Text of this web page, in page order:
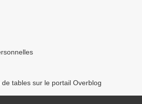
tables sur le portail Overblog